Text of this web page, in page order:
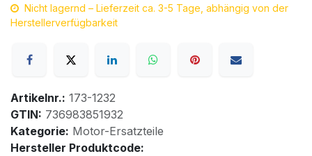
Nicht lagernd – Lieferzeit ca. 3-5 Tage, abhängig von der
Herstellerverfügbarkeit
Artikelnr.: 173-1232
GTIN: 736983851932
Kategorie: Motor-Ersatzteile
Hersteller Produktcode: